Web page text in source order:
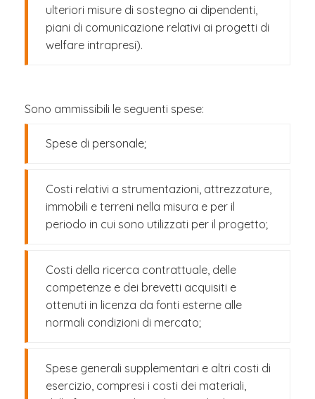
ulteriori misure di sostegno ai dipendenti,
piani di comunicazione relativi ai progetti di
welfare intrapresi).
Sono ammissibili le seguenti spese:
Spese di personale;
Costi relativi a strumentazioni, attrezzature,
immobili e terreni nella misura e per il
periodo in cui sono utilizzati per il progetto;
Costi della ricerca contrattuale, delle
competenze e dei brevetti acquisiti e
ottenuti in licenza da fonti esterne alle
normali condizioni di mercato;
Spese generali supplementari e altri costi di
esercizio, compresi i costi dei materiali,